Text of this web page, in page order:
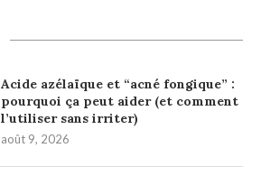
Acide azélaïque et “acné fongique” :
pourquoi ça peut aider (et comment
l’utiliser sans irriter)
août 9, 2026